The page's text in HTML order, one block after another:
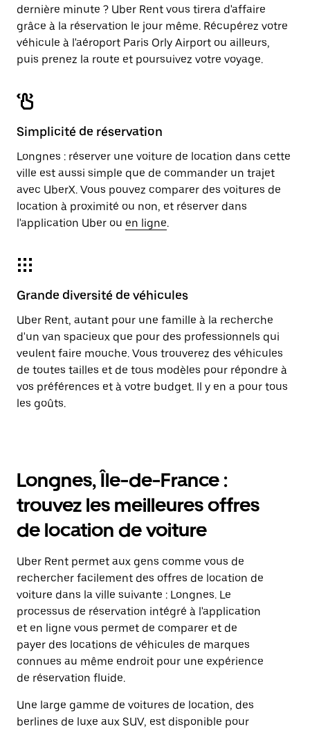
dernière minute ? Uber Rent vous tirera d'affaire
grâce à la réservation le jour même. Récupérez votre
véhicule à l'aéroport Paris Orly Airport ou ailleurs,
puis prenez la route et poursuivez votre voyage.
Simplicité de réservation
Longnes : réserver une voiture de location dans cette
ville est aussi simple que de commander un trajet
avec UberX. Vous pouvez comparer des voitures de
location à proximité ou non, et réserver dans
l'application Uber ou en ligne.
Grande diversité de véhicules
Uber Rent, autant pour une famille à la recherche
d'un van spacieux que pour des professionnels qui
veulent faire mouche. Vous trouverez des véhicules
de toutes tailles et de tous modèles pour répondre à
vos préférences et à votre budget. Il y en a pour tous
les goûts.
Longnes, Île-de-France :
trouvez les meilleures offres
de location de voiture
Uber Rent permet aux gens comme vous de
rechercher facilement des offres de location de
voiture dans la ville suivante : Longnes. Le
processus de réservation intégré à l'application
et en ligne vous permet de comparer et de
payer des locations de véhicules de marques
connues au même endroit pour une expérience
de réservation fluide.
Une large gamme de voitures de location, des
berlines de luxe aux SUV, est disponible pour